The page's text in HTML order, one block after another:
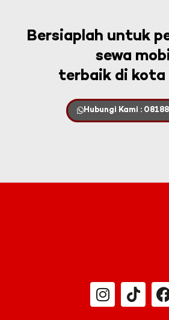
Bersiaplah untuk
sewa
terbaik di kota
Hubungi Kami :